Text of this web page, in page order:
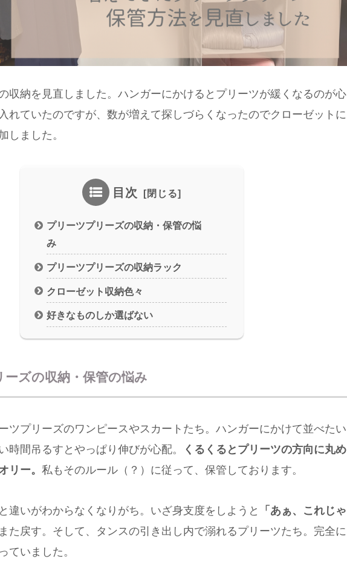
収納を見直しました。ハンガーにかけるとプリーツが緩くなるのが心
れていたのですが、数が増えて探しづらくなったのでクローゼットに
しました。
目次
プリーツプリーズの収納・保管の悩
み
プリーツプリーズの収納ラック
クローゼット収納色々
好きなものしか選ばない
ーズの収納・保管の悩み
ツプリーズのワンピースやスカートたち。ハンガーにかけて並べたい
時間吊るすとやっぱり伸びが心配。
くるくるとプリーツの方向に丸め
リー。 私もそのルール（？）に従って、保管しております。
違いがわからなくなりがち。いざ身支度をしようと
「あぁ、これじゃ
た戻す。そして、タンスの引き出し内で溺れるプリーツたち。完全に
ていました。